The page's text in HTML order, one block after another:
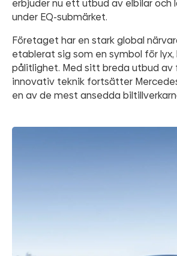
erbjuder nu ett utbud av elbilar och
under EQ-submärket.
Företaget har en stark global
etablerat sig som en symbol för
pålitlighet. Med sitt breda utbud av
innovativ teknik fortsätter
en av de mest ansedda